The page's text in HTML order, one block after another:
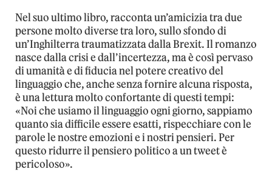
Nel suo ultimo libro, racconta un’amicizia tra due
persone molto diverse tra loro, sullo sfondo di
un’Inghilterra traumatizzata dalla Brexit. Il romanzo
nasce dalla crisi e dall’incertezza, ma è così pervaso
di umanità e di fiducia nel potere creativo del
linguaggio che, anche senza fornire alcuna risposta,
è una lettura molto confortante di questi tempi:
«Noi che usiamo il linguaggio ogni giorno, sappiamo
quanto sia difficile essere esatti, rispecchiare con le
parole le nostre emozioni e i nostri pensieri. Per
questo ridurre il pensiero politico a un tweet è
pericoloso».